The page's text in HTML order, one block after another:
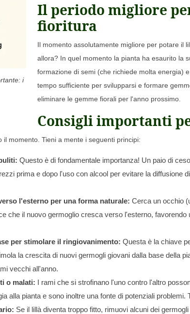
i
Il periodo migliore
fioritura
Il momento assolutamente migliore per potare il
allora? In quel momento la pianta ha esaurito la
formazione di semi (che richiede molta energia)
tempo sufficiente per svilupparsi e formare
eliminare le gemme fiorali per l'anno prossimo.
Consigli importanti
momento. Tieni a mente i seguenti principi:
Questo è di fondamentale importanza! Un paio di
prima e dopo l'uso con alcool per evitare la
l'esterno per una forma naturale: Cerca un occhio
che il nuovo germoglio cresca verso l'esterno,
per stimolare il ringiovanimento: Questa è la chiave
la crescita di nuovi germogli giovani dalla base della
vecchi all'anno.
o malati: I rami che si strofinano l'uno contro l'altro
alla pianta e sono inoltre una fonte di potenziali problemi.
Se il lillà diventa troppo fitto, rimuovi alcuni dei